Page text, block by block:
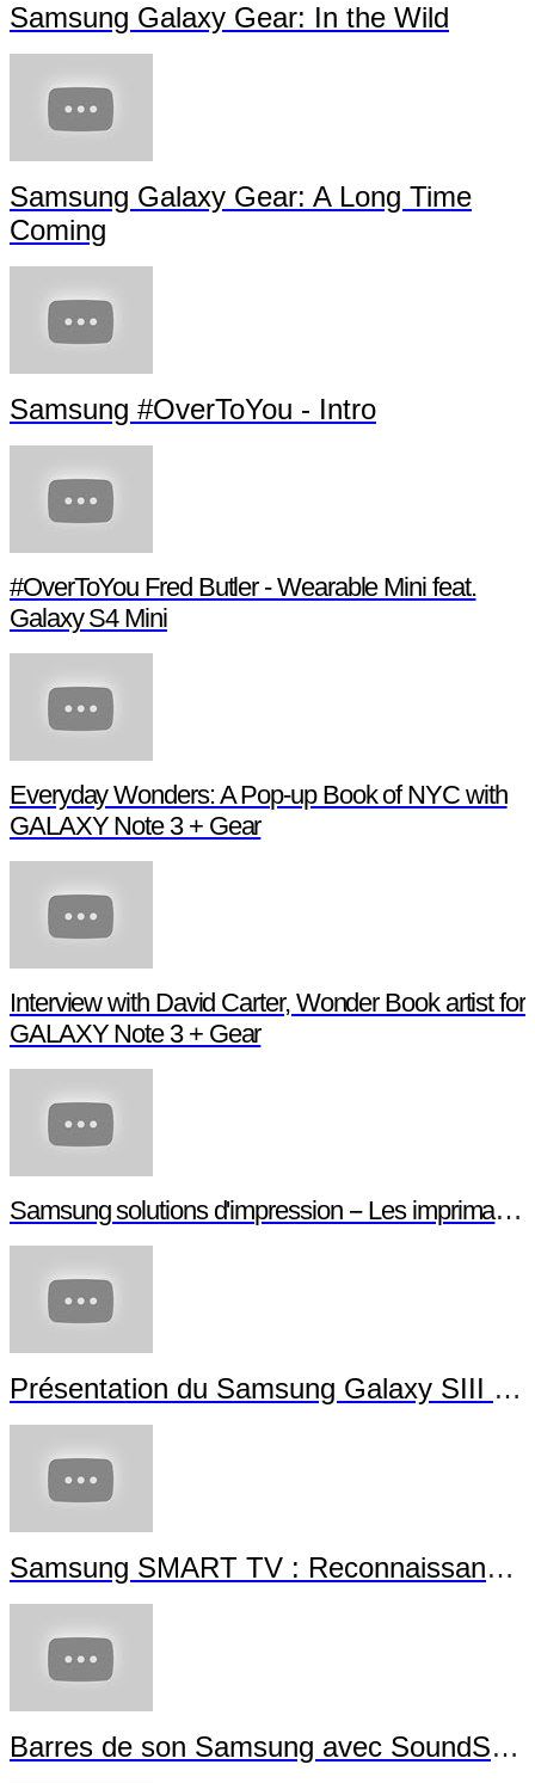
Samsung Galaxy Gear: In the Wild
Samsung Galaxy Gear: A Long Time
Coming
Samsung #OverToYou - Intro
#OverToYou Fred Butler - Wearable Mini feat.
Galaxy S4 Mini
Everyday Wonders: A Pop-up Book of NYC with
GALAXY Note 3 + Gear
Interview with David Carter, Wonder Book artist for
GALAXY Note 3 + Gear
Samsung solutions d'impression -- Les imprimantes NFC
Présentation du Samsung Galaxy SIII Mini
Samsung SMART TV : Reconnaissance Gestuelle
Barres de son Samsung avec SoundShare